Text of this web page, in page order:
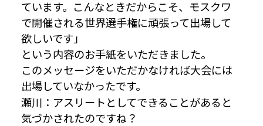
ています。こんなときだからこそ、モスクワ
で開催される世界選手権に頑張って出場して
欲しいです」
という内容のお手紙をいただきました。
このメッセージをいただかなければ大会には
出場していなかったです。
瀬川：アスリートとしてできることがあると
気づかされたのですね？